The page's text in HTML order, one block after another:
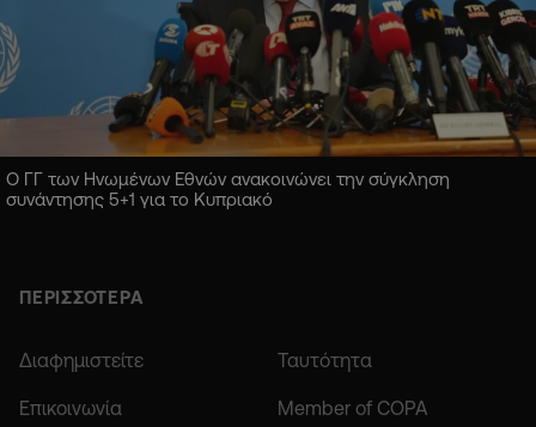
Ο ΓΓ των Ηνωμένων Εθνών ανακοινώνει την σύγκληση
συνάντησης 5+1 για το Κυπριακό
ΠΕΡΙΣΣΟΤΕΡΑ
Διαφημιστείτε Ταυτότητα
Επικοινωνία Member of COPA